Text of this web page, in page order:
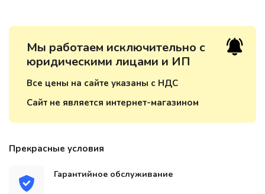
Мы работаем исключительно с
юридическими лицами и ИП
Все цены на сайте указаны с НДС
Сайт не является интернет-магазином
Прекрасные условия
Гарантийное обслуживание